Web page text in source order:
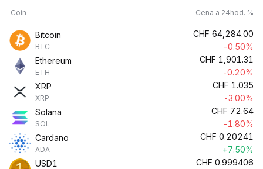
Coin Cena a 24hod. %
Bitcoin
BTC
CHF 64,284.00
-0.50%
Ethereum
ETH
CHF 1,901.31
-0.20%
XRP
XRP
CHF 1.035
-3.00%
Solana
SOL
CHF 72.64
-1.80%
Cardano
ADA
CHF 0.20241
+7.50%
USD1
CHF 0.999406